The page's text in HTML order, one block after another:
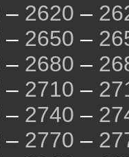
– 2620 –
– 2650 –
– 2680 –
– 2710 –
– 2740 –
– 2770 –